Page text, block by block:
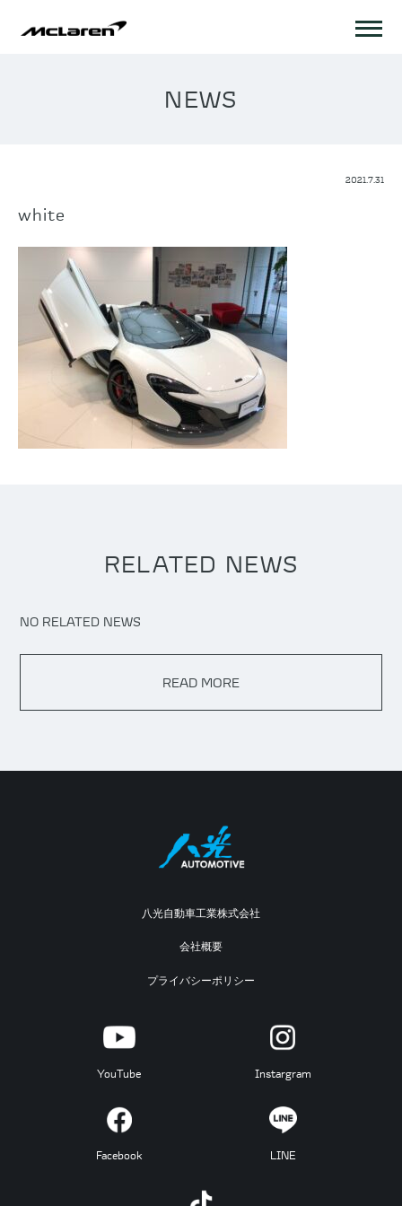
NEWS
2021.7.31
white
RELATED NEWS
NO RELATED NEWS
READ MORE
八光自動車工業株式会社
会社概要
プライバシーポリシー
YouTube Instargram
Facebook LINE